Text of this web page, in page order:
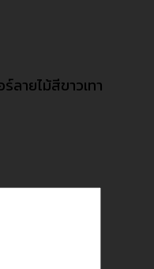
ลายไม้สีขาวเทา